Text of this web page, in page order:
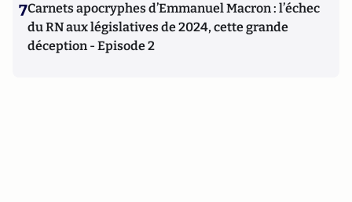
7Carnets apocryphes d’Emmanuel Macron : l’échec
du RN aux législatives de 2024, cette grande
déception - Episode 2